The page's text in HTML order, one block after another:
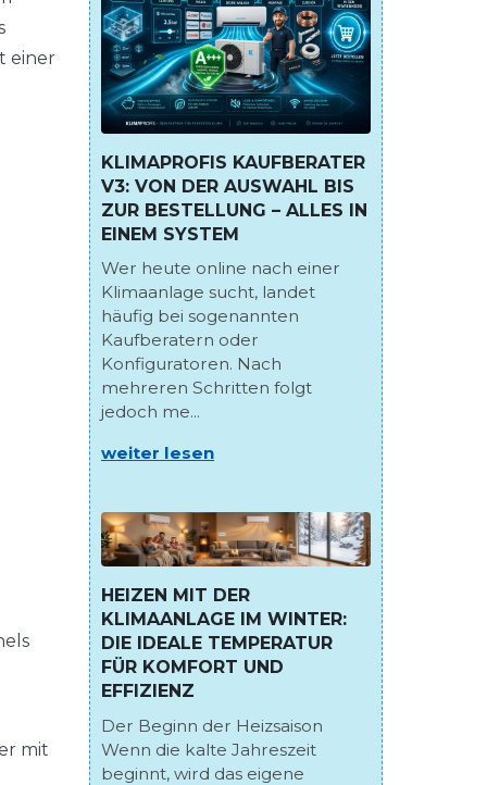
einer
mit
KLIMAPROFIS KAUFBERATER
V3: VON DER AUSWAHL BIS
ZUR BESTELLUNG – ALLES IN
EINEM SYSTEM
Wer heute online nach einer
Klimaanlage sucht, landet
häufig bei sogenannten
Kaufberatern oder
Konfiguratoren. Nach
mehreren Schritten folgt
jedoch me...
weiter lesen
HEIZEN MIT DER
KLIMAANLAGE IM WINTER:
DIE IDEALE TEMPERATUR
FÜR KOMFORT UND
EFFIZIENZ
Der Beginn der Heizsaison
Wenn die kalte Jahreszeit
beginnt, wird das eigene